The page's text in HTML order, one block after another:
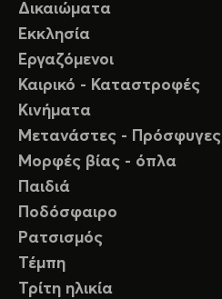
Δικαιώματα
Εκκλησία
Εργαζόμενοι
Καιρικό - Καταστροφές
Κινήματα
Μετανάστες - Πρόσφυγες
Μορφές βίας - όπλα
Παιδιά
Ποδόσφαιρο
Ρατσισμός
Τέμπη
Τρίτη ηλικία